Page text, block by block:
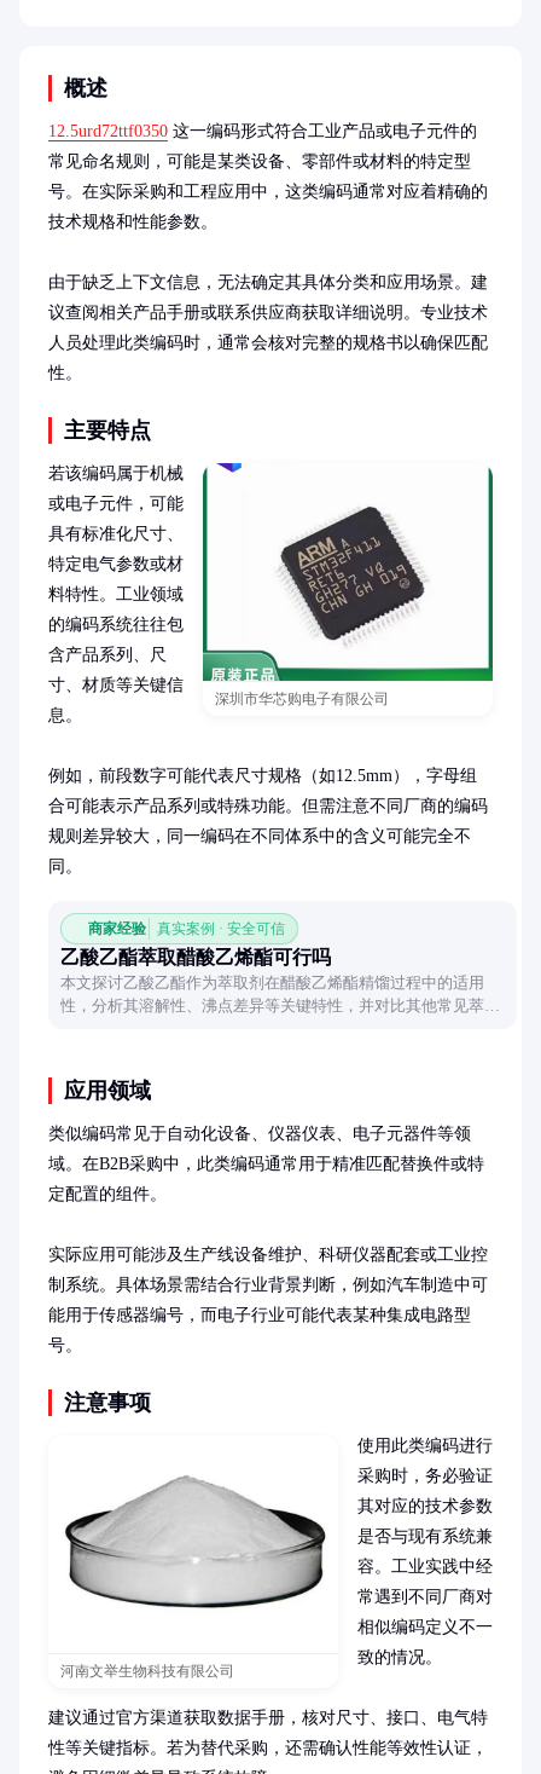
概述
12.5urd72ttf0350 这一编码形式符合工业产品或电子元件的
常见命名规则，可能是某类设备、零部件或材料的特定型
号。在实际采购和工程应用中，这类编码通常对应着精确的
技术规格和性能参数。
由于缺乏上下文信息，无法确定其具体分类和应用场景。建
议查阅相关产品手册或联系供应商获取详细说明。专业技术
人员处理此类编码时，通常会核对完整的规格书以确保匹配
性。
主要特点
深圳市华芯购电子有限公司
若该编码属于机械
或电子元件，可能
具有标准化尺寸、
特定电气参数或材
料特性。工业领域
的编码系统往往包
含产品系列、尺
寸、材质等关键信
息。
例如，前段数字可能代表尺寸规格（如12.5mm），字母组
合可能表示产品系列或特殊功能。但需注意不同厂商的编码
规则差异较大，同一编码在不同体系中的含义可能完全不
同。
商家经验 真实案例 · 安全可信
乙酸乙酯萃取醋酸乙烯酯可行吗
本文探讨乙酸乙酯作为萃取剂在醋酸乙烯酯精馏过程中的适用
性，分析其溶解性、沸点差异等关键特性，并对比其他常见萃取
应用领域
类似编码常见于自动化设备、仪器仪表、电子元器件等领
域。在B2B采购中，此类编码通常用于精准匹配替换件或特
定配置的组件。
实际应用可能涉及生产线设备维护、科研仪器配套或工业控
制系统。具体场景需结合行业背景判断，例如汽车制造中可
能用于传感器编号，而电子行业可能代表某种集成电路型
号。
注意事项
河南文举生物科技有限公司
使用此类编码进行
采购时，务必验证
其对应的技术参数
是否与现有系统兼
容。工业实践中经
常遇到不同厂商对
相似编码定义不一
致的情况。
建议通过官方渠道获取数据手册，核对尺寸、接口、电气特
性等关键指标。若为替代采购，还需确认性能等效性认证，